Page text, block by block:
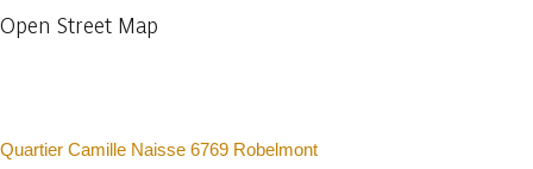
Open Street Map
Quartier Camille Naisse 6769 Robelmont